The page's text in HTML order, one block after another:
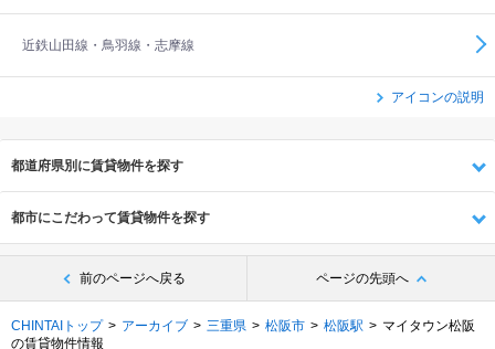
近鉄山田線・鳥羽線・志摩線
アイコンの説明
都道府県別に賃貸物件を探す
都市にこだわって賃貸物件を探す
前のページへ戻る ページの先頭へ
CHINTAIトップ アーカイブ 三重県 松阪市 松阪駅
マイタウン松阪
の賃貸物件情報